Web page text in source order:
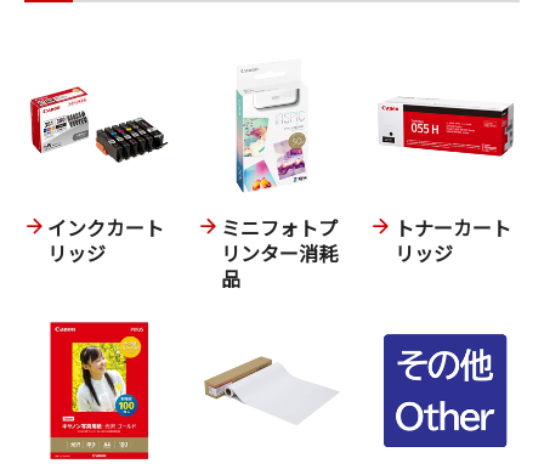
インクカート
リッジ
ミニフォトプ
リンター消耗
品
トナーカート
リッジ